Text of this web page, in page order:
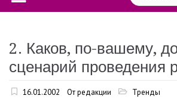
2. Каков, по-вашему,
сценарий проведения
16.01.2002 От редакции Тренды